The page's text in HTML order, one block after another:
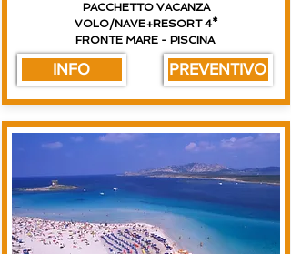
PACCHETTO VACANZA
VOLO/NAVE+RESORT 4*
FRONTE MARE - PISCINA
INFO PREVENTIVO